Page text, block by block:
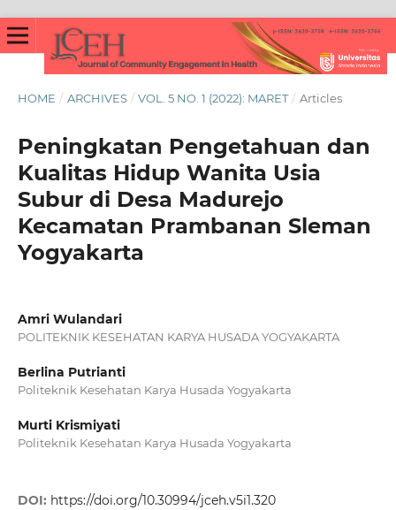
HOME / ARCHIVES / VOL. 5 NO. 1 (2022): MARET / Articles
Peningkatan Pengetahuan dan
Kualitas Hidup Wanita Usia
Subur di Desa Madurejo
Kecamatan Prambanan Sleman
Yogyakarta
Amri Wulandari
POLITEKNIK KESEHATAN KARYA HUSADA YOGYAKARTA
Berlina Putrianti
Politeknik Kesehatan Karya Husada Yogyakarta
Murti Krismiyati
Politeknik Kesehatan Karya Husada Yogyakarta
DOI: https://doi.org/10.30994/jceh.v5i1.320